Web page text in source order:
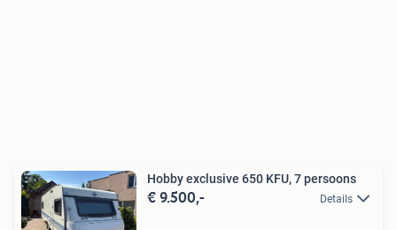
Hobby exclusive 650 KFU, 7 persoons
€ 9.500,- Details